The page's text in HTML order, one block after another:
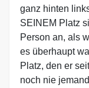
ganz hinten
SEINEM Platz
Person an, als
es überhaupt
Platz, den er
noch nie